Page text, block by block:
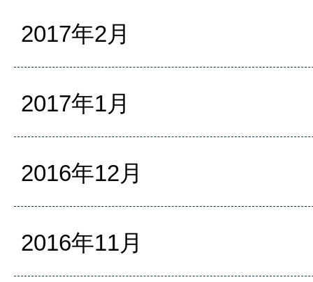
2017年2月
2017年1月
2016年12月
2016年11月